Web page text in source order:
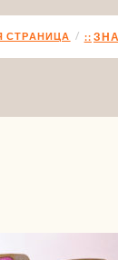
СТРАНИЦА